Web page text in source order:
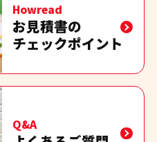
Howread
お見積書の
チェックポイント
Q&A